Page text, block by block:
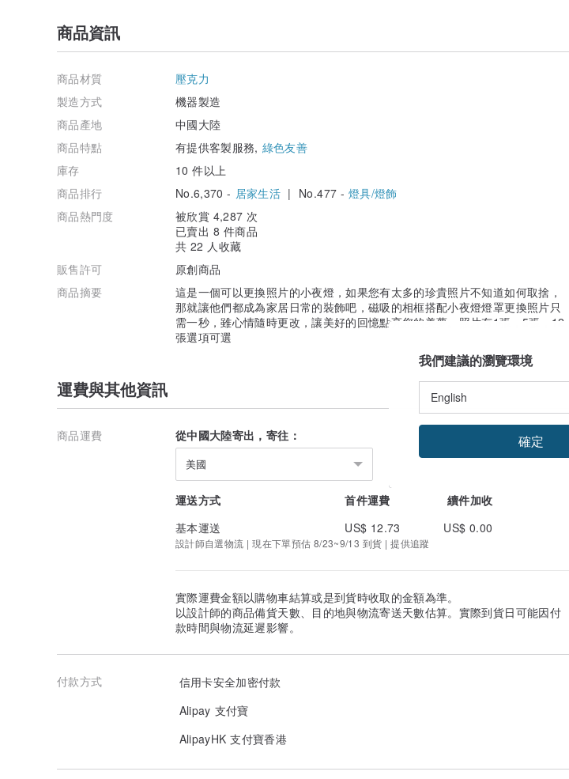
▼ 相片尺寸要求，短邊大於1000像素（pixel）或大於400kB的大小，請客人自己檢查好相片尺寸
▼這個商品只訂製照片加文字版本的燈片，其他款式燈片請看以下商品。
如果您只需要多1張替換的畫面，也可以選購以下商品
pinkoi.com/product/StCvvJjP
照片加文字燈片加購區：
✼••┈┈┈┈┈┈┈┈┈┈┈┈┈••✼
＜製作好後的出貨時間＞什麼時候出貨？！！
因為是客製化商品，需要時間製作
，中午12點之前確認設計最快可當天出貨，
註明加急和需要收到的日期提醒設計師。
最快當天加急的服務是免費的，但如果遇到節日或訂單太多，
免費的加急服務不能保證一定當天出貨。
1、中午12點之前確認設計，
2、已經完成實名認證（台灣），
3，加購當天出貨的收費服務www.pinkoi.com/product/zUcukunG
最快可以什麼時候收到？！！
最快的時間需要看順豐的航班（運氣），所以請以最長天數預計收到時間以免錯過送禮比較保險，中
地址寫格式「便利店地址＋便利店名稱+便利店代碼」全家便利店需填寫“商店編號”。
商品資訊
商品材質
壓克力
製造方式
機器製造
商品產地
中國大陸
商品特點
有提供客製服務, 綠色友善
庫存
10 件以上
商品排行
No.6,370 - 居家生活| No.477 - 燈具/燈飾
商品熱門度
被欣賞 4,287 次
已賣出 8 件商品
共 22 人收藏
販售許可
原創商品
商品摘要
這是一個可以更換照片的小夜燈，如果您有太多的珍貴照片不知道如何取捨，
那就讓他們都成為家居日常的裝飾吧，磁吸的相框搭配小夜燈燈罩更換照片只
需一秒，雖心情隨時更改，讓美好的回憶點亮您的美夢。照片有1張，5張，12
張選項可選
運費與其他資訊
商品運費 從中國大陸寄出，寄往：
美國
運送方式 首件運費
續件加收
基本運送
US$ 12.73 US$ 0.00
設計師自選物流 | 現在下單預估 8/23~9/13 到貨 | 提供追蹤
實際運費金額以購物車結算或是到貨時收取的金額為準。
以設計師的商品備貨天數、目的地與物流寄送天數估算。實際到貨日可能因付
款時間與物流延遲影響。
付款方式
信用卡安全加密付款
Alipay 支付寶
AlipayHK 支付寶香港
我們建議的瀏覽環境
確定